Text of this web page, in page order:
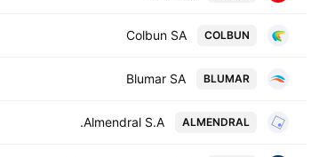
COLBUN
Colbun SA
BLUMAR
Blumar SA
ALMENDRAL
Almendral S.A.